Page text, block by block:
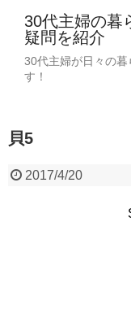
30代主婦の暮
疑問を紹介
30代主婦が日々の
す！
貝5
2017/4/20